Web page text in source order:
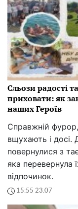
Сльози радості
приховати: як
наших Героїв
Справжній
вщухають і досі.
повернулися з
яка перевернула
відпочинок.
15:55 23.07